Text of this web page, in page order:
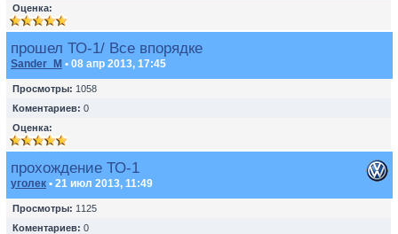
Оценка:
прошел ТО-1/ Все впорядке
Sander_M • 08 апр 2013, 17:45
Просмотры: 1058
Коментариев: 0
Оценка:
прохождение ТО-1
уголек • 21 июл 2013, 11:49
Просмотры: 1125
Коментариев: 0